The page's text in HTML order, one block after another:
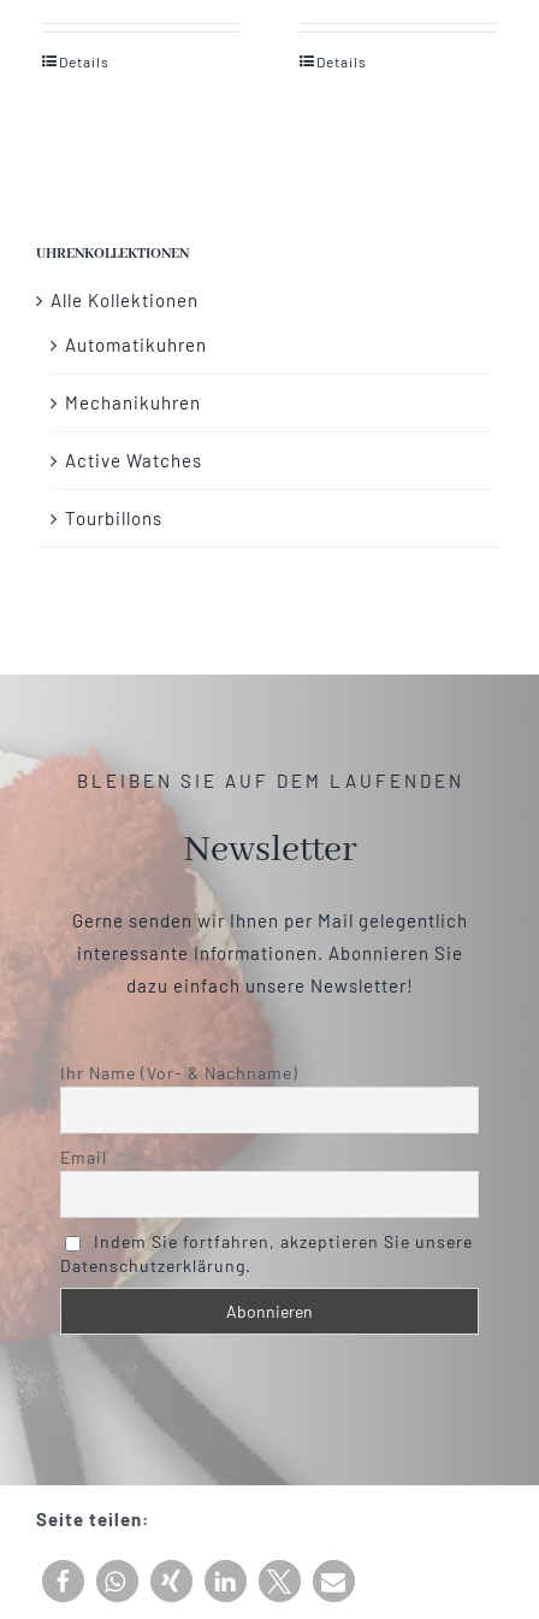
Details Details
UHRENKOLLEKTIONEN
Alle Kollektionen
Automatikuhren
Mechanikuhren
Active Watches
Tourbillons
BLEIBEN SIE AUF DEM LAUFENDEN
Newsletter
Gerne senden wir Ihnen per Mail gelegentlich
interessante Informationen. Abonnieren Sie
dazu einfach unsere Newsletter!
Ihr Name (Vor- & Nachname)
Email
Indem Sie fortfahren, akzeptieren Sie unsere
Datenschutzerklärung.
Seite teilen: